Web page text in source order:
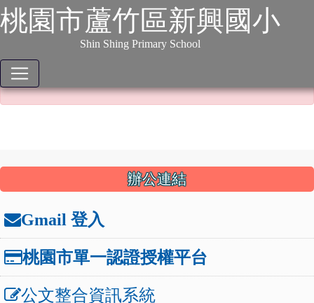
跳到主要內容
網站導覽
桃園市蘆竹區新興國小
Shin Shing Primary School
本站消息 分月文章
本文已不開放！
本文已不開放！
辦公連結
Gmail 登入
桃園市單一認證授權平台
公文整合資訊系統